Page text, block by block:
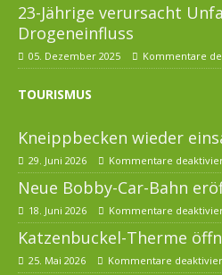
23-Jährige verursacht
Drogeneinfluss
05. Dezember 2025 Kommentare
TOURISMUS
Kneippbecken wieder
29. Juni 2026 Kommentare
Neue Bobby-Car-Bahn
18. Juni 2026 Kommentare
Katzenbuckel-Therme
25. Mai 2026 Kommentare